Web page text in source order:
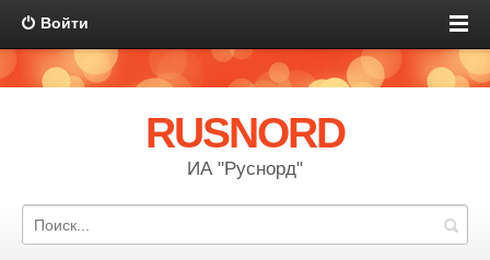
Войти
RUSNORD
ИА "Руснорд"